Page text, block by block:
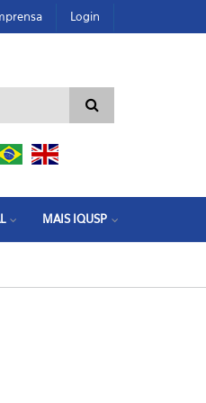
Login
MAIS IQUSP